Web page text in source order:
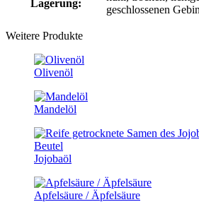
Lagerung:
geschlossenen
Weitere Produkte
Olivenöl
Mandelöl
Jojobaöl
Apfelsäure / Äpfelsäure